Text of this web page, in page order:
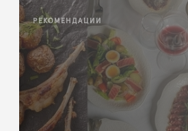
РЕКОМЕНДАЦИИ